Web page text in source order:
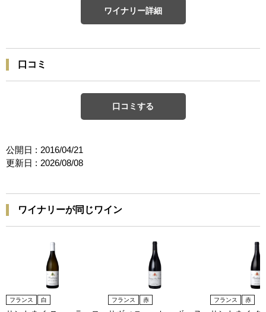
ワイナリー詳細
口コミ
口コミする
公開日 : 2016/04/21
更新日 : 2026/08/08
ワイナリーが同じワイン
フランス 白 フランス 赤 フランス 赤